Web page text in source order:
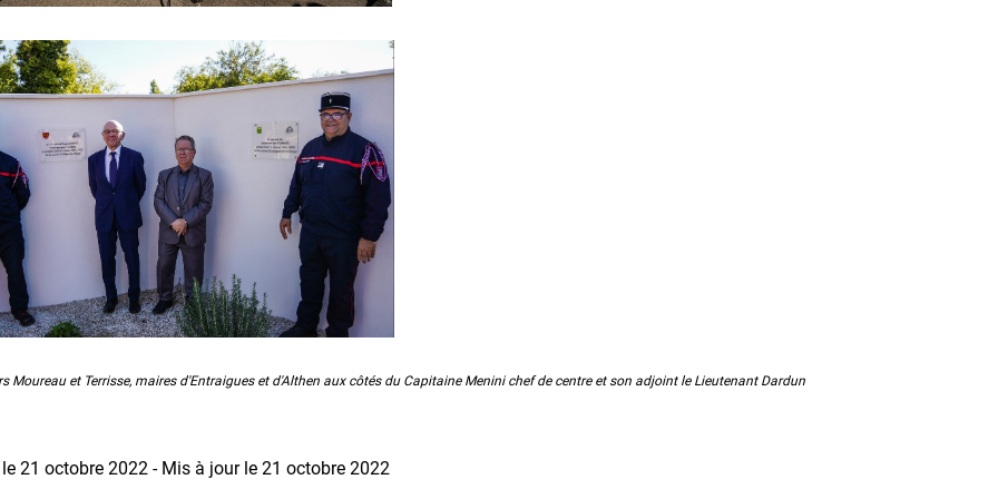
Moureau et Terrisse, maires d'Entraigues et d'Althen aux côtés du Capitaine Menini chef de centre et son adjoint le Lieutenant Dardun
21 octobre 2022 - Mis à jour le 21 octobre 2022